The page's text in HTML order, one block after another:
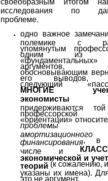
своеобразным итогом
исследования по
проблеме.
одно важное
полемике с
упомянутым
одним из
«фундаментальных»
аргументов,
обосновывающим
его выводов,
следующий
МНОГИЕ
экономисты
придерживаются
профессорской
«ориентации»
проблемы
амортизационного
финансирования, в
числе и
экономической и
теорий (к сожалению,
указаны их имена).
это не аргумент.